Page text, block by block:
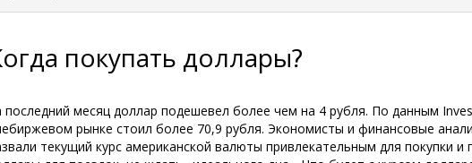
покупать доллары?
последний месяц доллар подешевел более чем на 4 рубля. По данным
рынке стоил более 70,9 рубля. Экономисты и финансовые
текущий курс американской валюты привлекательным для покупки